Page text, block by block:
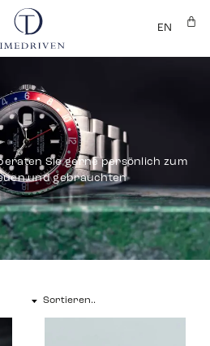
EN
Sie gerne persönlich zum
und gebrauchten